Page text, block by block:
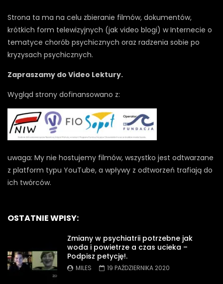
Strona ta ma na celu zbieranie filmów, dokumentów,
krótkich form telewizyjnych (jak video blogi) w Internecie o
tematyce chorób psychicznych oraz radzenia sobie po
kryzysach psychicznych.
Zapraszamy do Video Lektury.
Wygląd strony dofinansowano z:
uwaga: My nie hostujemy filmów, wszystko jest odtwarzane
z platform typu YouTube, a wpływy z odtworzeń trafiają do
ich twórców.
OSTATNIE WPISY:
Zmiany w psychiatrii potrzebne jak
woda i powietrze a czas ucieka –
Podpisz petycję!.
MILES 19 PAŹDZIERNIKA 2020